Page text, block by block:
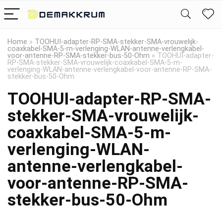
Home » TOOHUI-adapter-RP-SMA-stekker-SMA-vrouwelijk-
coaxkabel-SMA-5-m-verlenging-WLAN-antenne-verlengkabel-
voor-antenne-RP-SMA-stekker-bus-50-Ohm » TOOHUI-adapter-
RP-SMA-stekker-SMA-vrouwelijk-coaxkabel-SMA-5-m-
verlenging-WLAN-antenne-verlengkabel-voor-antenne-RP-SMA-
stekker-bus-50-Ohm
TOOHUI-adapter-RP-SMA-
stekker-SMA-vrouwelijk-
coaxkabel-SMA-5-m-
verlenging-WLAN-
antenne-verlengkabel-
voor-antenne-RP-SMA-
stekker-bus-50-Ohm